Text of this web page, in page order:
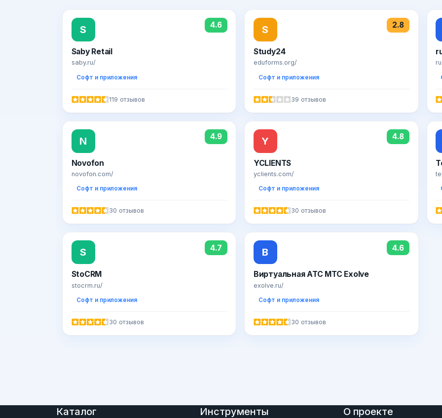
S 4.6
Saby Retail
saby.ru/
Софт и приложения
119 отзывов
S 2.8
Study24
eduforms.org/
Софт и приложения
39 отзывов
N 4.9
Novofon
novofon.com/
Софт и приложения
30 отзывов
Y 4.8
YCLIENTS
yclients.com/
Софт и приложения
30 отзывов
S 4.7
StoCRM
stocrm.ru/
Софт и приложения
30 отзывов
В 4.6
Виртуальная АТС МТС Exolve
exolve.ru/
Софт и приложения
30 отзывов
Каталог Инструменты О проекте